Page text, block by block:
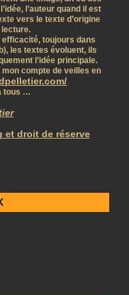
l’auteur quand il est
vers le texte d’origine
efficacité, toujours dans
les textes évoluent, ils
l’idée principale.
compte de veilles en
tous …
et droit de réserve